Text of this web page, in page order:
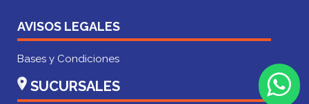
AVISOS LEGALES
Bases y Condiciones
SUCURSALES